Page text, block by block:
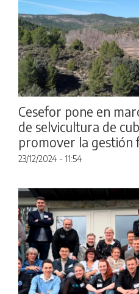
Cesefor pone en
de selvicultura de
promover la gestión
23/12/2024 - 11:54